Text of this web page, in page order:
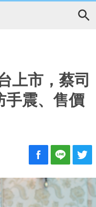
上市，蔡司
手震、售價